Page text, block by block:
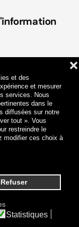
et des
et mesurer
services. Nous
dans le
diffusées sur notre
tout ». Vous
restreindre le
modifier ces choix à
Refuser
❌
Statistiques
et la